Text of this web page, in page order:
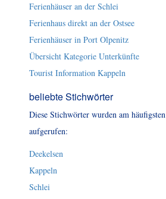
Ferienhäuser an der Schlei
Ferienhaus direkt an der Ostsee
Ferienhäuser in Port Olpenitz
Übersicht Kategorie Unterkünfte
Tourist Information Kappeln
beliebte Stichwörter
Diese Stichwörter wurden am häufigsten
aufgerufen:
Deekelsen
Kappeln
Schlei